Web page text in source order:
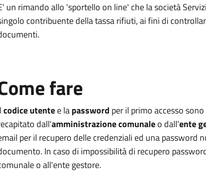
un rimando allo 'sportello on line' che la società
contribuente della tassa rifiuti, ai fini di
fare
codice utentee lapassword per il primo accesso
dall'amministrazione comunaleo dall'ente
per il recupero delle credenziali ed una password
In caso di impossibilità di recupero
o all'ente gestore.